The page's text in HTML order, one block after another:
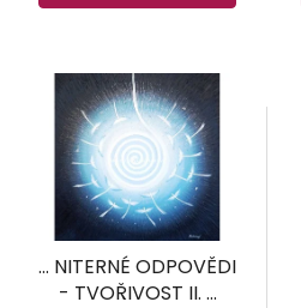
... NITERNÉ ODPOVĚDI
- TVOŘIVOST II. ...